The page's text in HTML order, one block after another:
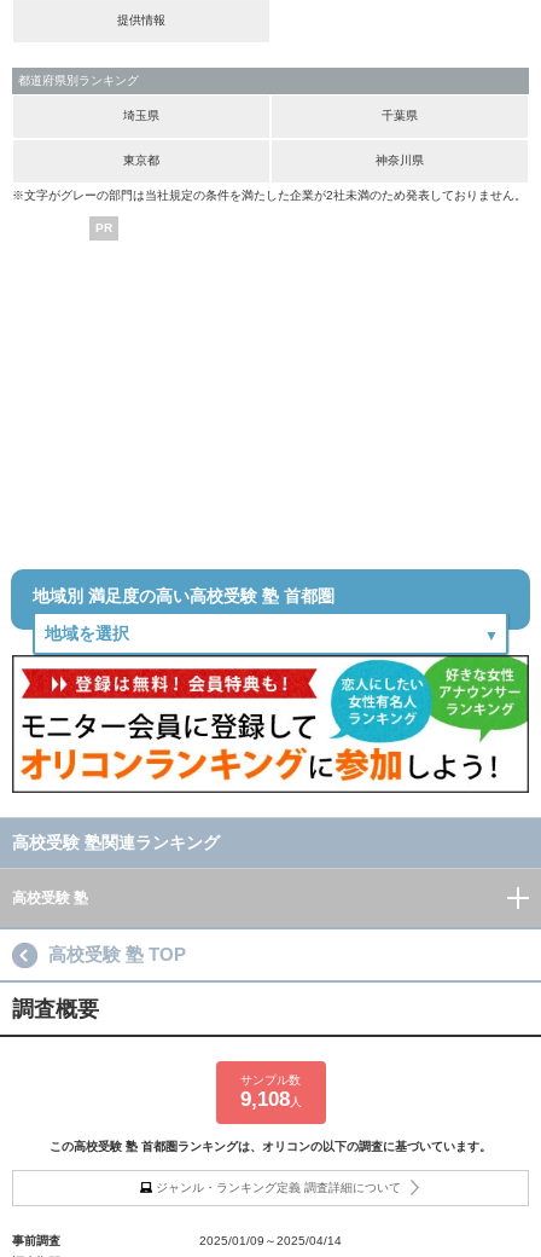
提供情報
都道府県別ランキング
埼玉県 千葉県
東京都 神奈川県
※文字がグレーの部門は当社規定の条件を満たした企業が2社未満のため発表しておりません。
PR
地域別 満足度の高い高校受験 塾 首都圏
高校受験 塾関連ランキング
高校受験 塾
高校受験 塾 TOP
調査概要
サンプル数
9,108人
この高校受験 塾 首都圏ランキングは、オリコンの以下の調査に基づいています。
ジャンル・ランキング定義 調査詳細について
事前調査
2025/01/09～2025/04/14